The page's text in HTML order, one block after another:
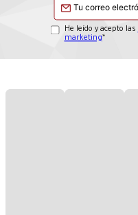
He leído y acepto las
marketing*